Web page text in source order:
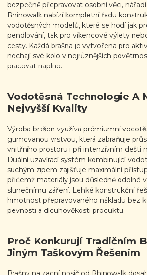
bezpečně přepravovat osobní věci,
Rhinowalk nabízí kompletní řadu
vodotěsných modelů, které se hodí jak
pendlování, tak pro víkendové výlety
cesty. Každá brašna je vytvořena pro
nechají své kolo v nejrůznějších
pracovat naplno.
Vodotěsná Technologie A
Nejvyšší Kvality
Výroba brašen využívá prémiumní
gumovanou vrstvou, která zabraňuje
vnitřního prostoru i při intenzívním dešti
Duální uzavírací systém kombinující
suchým zipem zajišťuje maximální
přičemž materiály jsou důsledně odolné
slunečnímu záření. Lehké konstrukční
hmotnost přepravovaného nákladu bez
pevnosti a dlouhověkosti produktu.
Proč Konkurují Tradičním
Jiným Taškovým Řešením
Brašny na zadní nosič od Rhinowalk